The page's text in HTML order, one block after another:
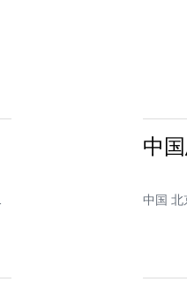
中
中国 北